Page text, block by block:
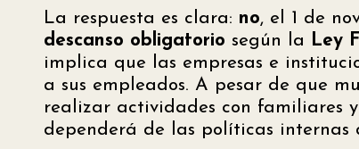
La respuesta es clara: no, el 1 de
descanso obligatorio según la Ley
implica que las empresas e
a sus empleados. A pesar de que
realizar actividades con familiares
dependerá de las políticas